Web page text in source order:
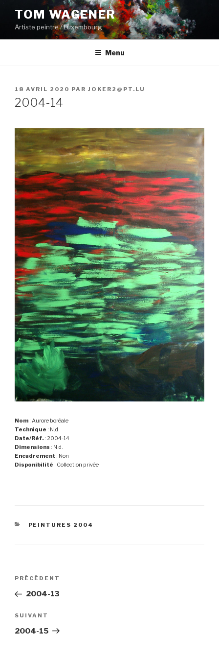
contenu
principal
TOM WAGENER
Artiste peintre / Luxembourg
Menu
PUBLIÉ
LE
18 AVRIL 2020 PAR JOKER2@PT.LU
2004-14
Nom : Aurore boréale
Technique : N.d.
Date/Réf. : 2004-14
Dimensions : N.d.
Encadrement : Non
Disponibilité : Collection privée
CATÉGORIES
PEINTURES 2004
Navigation
l’article
Article
précédent
PRÉCÉDENT
2004-13
Article
suivant
SUIVANT
2004-15